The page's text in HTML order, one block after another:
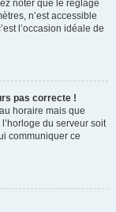
noter que le réglage
n’est accessible
l’occasion idéale de
pas correcte !
horaire mais que
du serveur soit
communiquer ce